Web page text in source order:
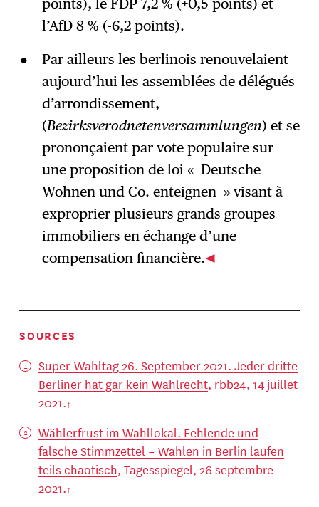
points), le FDP 7,2 % (+0,5 points) et
l’AfD 8 % (-6,2 points).
Par ailleurs les berlinois renouvelaient
aujourd’hui les assemblées de délégués
d’arrondissement,
(Bezirksverodnetenversammlungen) et se
prononçaient par vote populaire sur
une proposition de loi « Deutsche
Wohnen und Co. enteignen » visant à
exproprier plusieurs grands groupes
immobiliers en échange d’une
compensation financière.
SOURCES
Super-Wahltag 26. September 2021. Jeder dritte
Berliner hat gar kein Wahlrecht, rbb24, 14 juillet
2021.
Wählerfrust im Wahllokal. Fehlende und
falsche Stimmzettel – Wahlen in Berlin laufen
teils chaotisch, Tagesspiegel, 26 septembre
2021.